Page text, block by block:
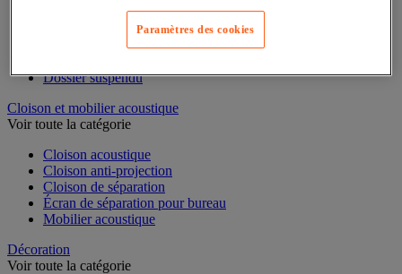
Accessoires de classement pour le bureau
Boîte et caisse d'archives
Chemise et trieur
Dossier suspendu
Cloison et mobilier acoustique
Voir toute la catégorie
Cloison acoustique
Cloison anti-projection
Cloison de séparation
Écran de séparation pour bureau
Mobilier acoustique
Décoration
Voir toute la catégorie
Paramètres des cookies